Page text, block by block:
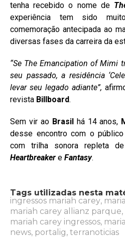
tenha recebido o nome de
experiência tem sido
comemoração antecipada ao
diversas fases da carreira da
“Se The Emancipation of Mimi
seu passado, a residência
levar seu legado adiante”,
revista Billboard.
Sem vir ao Brasilhá 14 anos,
desse encontro com o
com trilha sonora repleta
Heartbreaker e Fantasy.
Tags utilizadas nesta
ingressos mariah carey,
mariah carey allianz parque,
mariah carey ingressos,
news, portalig, terranoticias